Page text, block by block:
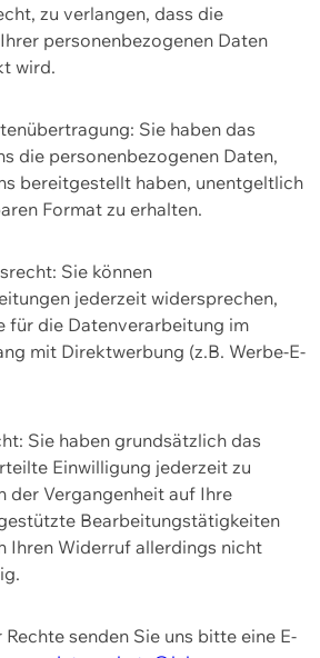
zu verlangen, dass die
personenbezogenen Daten
wird.
Sie haben das
die personenbezogenen Daten,
bereitgestellt haben, unentgeltlich
Format zu erhalten.
Sie können
jederzeit widersprechen,
für die Datenverarbeitung im
mit Direktwerbung (z.B. Werbe-E-
Sie haben grundsätzlich das
Einwilligung jederzeit zu
der Vergangenheit auf Ihre
Bearbeitungstätigkeiten
Ihren Widerruf allerdings nicht
senden Sie uns bitte eine E-